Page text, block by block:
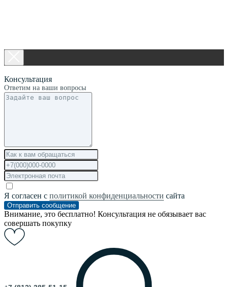
Консультация
Ответим на ваши вопросы
Я согласен с политикой конфиденциальности сайта
Отправить сообщение
Внимание, это бесплатно! Консультация не обязывает вас
совершать покупку